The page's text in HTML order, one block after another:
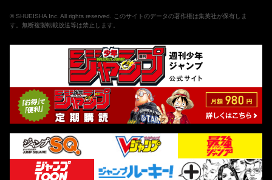
© SHUEISHA Inc . All rights reserved. このサイトのデータの著作権は集英社が保有しま
す。無断複製転載放送等は禁止します。